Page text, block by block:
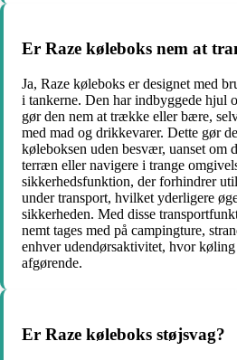
Er Raze køleboks nem at
Ja, Raze køleboks er designet med
i tankerne. Den har indbyggede hjul
gør den nem at trække eller bære,
med mad og drikkevarer. Dette gør
køleboksen uden besvær, uanset om
terræn eller navigere i trange
sikkerhedsfunktion, der forhindrer
under transport, hvilket yderligere
sikkerheden. Med disse
nemt tages med på campingture,
enhver udendørsaktivitet, hvor
afgørende.
Er Raze køleboks støjsvag?